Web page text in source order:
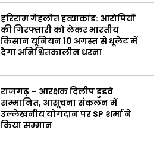
हरिराम गेहलोत हत्याकांड: आरोपियों
की गिरफ्तारी को लेकर भारतीय
किसान यूनियन 10 अगस्त से धूलेट में
देगा अनिश्चितकालीन धरना
राजगढ़ – आरक्षक दिलीप डुडवे
सम्मानित, आसूचना संकलन में
उल्लेखनीय योगदान पर SP शर्मा ने
किया सम्मान